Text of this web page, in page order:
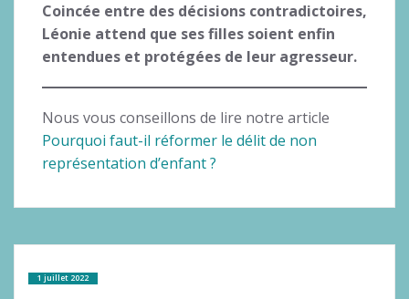
Coincée entre des décisions contradictoires,
Léonie attend que ses filles soient enfin
entendues et protégées de leur agresseur.
Nous vous conseillons de lire notre article
Pourquoi faut-il réformer le délit de non
représentation d’enfant ?
1 juillet 2022